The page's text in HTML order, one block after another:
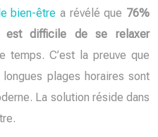
bien-être a révélé que 76%
est difficile de se relaxer
temps. C’est la preuve que
plages horaires sont
La solution réside dans